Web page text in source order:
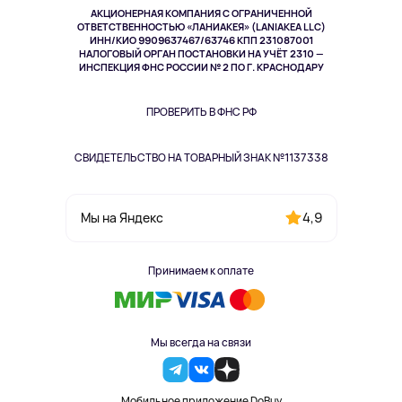
АКЦИОНЕРНАЯ КОМПАНИЯ С ОГРАНИЧЕННОЙ
ОТВЕТСТВЕННОСТЬЮ «ЛАНИАКЕЯ» (LANIAKEA LLC)
ИНН/КИО 9909637467/63746 КПП 231087001
НАЛОГОВЫЙ ОРГАН ПОСТАНОВКИ НА УЧЁТ 2310 —
ИНСПЕКЦИЯ ФНС РОССИИ № 2 ПО Г. КРАСНОДАРУ
ПРОВЕРИТЬ В ФНС РФ
СВИДЕТЕЛЬСТВО НА ТОВАРНЫЙ ЗНАК №1137338
Мы на Яндекс 4,9
Принимаем к оплате
Мы всегда на связи
Здоровье питомцев
Одежда и аксессуары